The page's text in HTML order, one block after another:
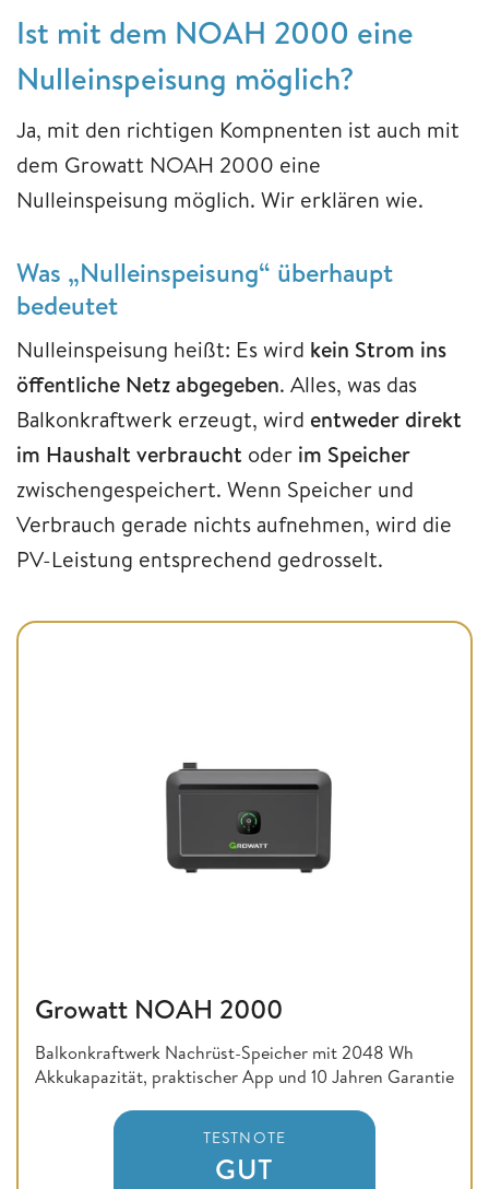
Ist mit dem NOAH 2000 eine
Nulleinspeisung möglich?
Ja, mit den richtigen Kompnenten ist auch mit
dem Growatt NOAH 2000 eine
Nulleinspeisung möglich. Wir erklären wie.
Was „Nulleinspeisung“ überhaupt
bedeutet
Nulleinspeisung heißt: Es wird kein Strom ins
öffentliche Netz abgegeben. Alles, was das
Balkonkraftwerk erzeugt, wird entweder direkt
im Haushalt verbraucht oder im Speicher
zwischengespeichert. Wenn Speicher und
Verbrauch gerade nichts aufnehmen, wird die
PV-Leistung entsprechend gedrosselt.
Growatt NOAH 2000
Balkonkraftwerk Nachrüst-Speicher mit 2048 Wh
Akkukapazität, praktischer App und 10 Jahren Garantie
TESTNOTE
GUT